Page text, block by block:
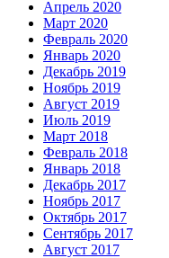
Апрель 2020
Март 2020
Февраль 2020
Январь 2020
Декабрь 2019
Ноябрь 2019
Август 2019
Июль 2019
Март 2018
Февраль 2018
Январь 2018
Декабрь 2017
Ноябрь 2017
Октябрь 2017
Сентябрь 2017
Август 2017